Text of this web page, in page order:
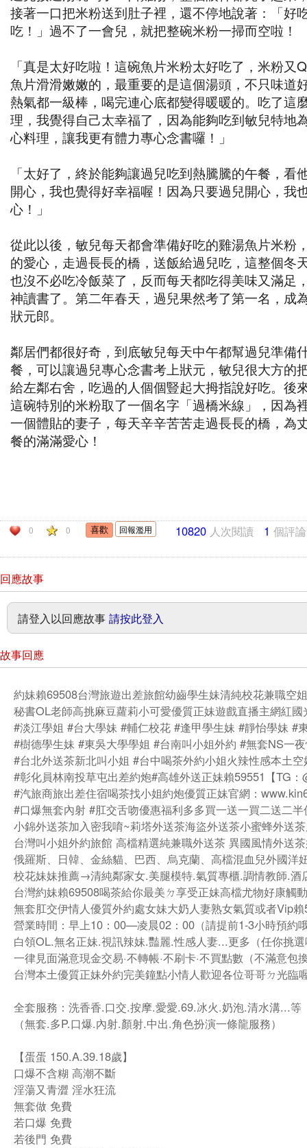
接著一口把米粉送到肚子裡，還不停地說著：「好
吃！」過不了一會兒，就把整碗米粉一掃而空啦！
「真是太好吃啦！這碗魚片米粉太好吃了，米粉又
魚片滑滑嫩嫩的，最重要的是這個湯頭，不只味道
熱氣都一級棒，喝完連心底都變得暖暖的。吃了這
理，我覺得自己太幸福了，因為能夠吃到敏兒特地
心料理，讓我更有體力專心念書囉！」
「太好了，終於能夠讓過兒吃到熱騰騰的午餐，看
開心，我也覺得好幸福喔！因為只要過兒開心，我
心！」
從此以後，敏兒每天都會準備好吃的雞湯魚片米粉
的愛心，走過長長的橋，送飯給過兒吃，這整個冬
也沒不必吃冷飯菜了，反而每天都吃得美味又滿足
神讀書了。第二年春天，過兒果然考了第一名，成
狀元郎。
鄰居們都很好奇，到底敏兒每天中午都幫過兒準備
餐，可以讓過兒專心念書考上狀元，敏兒很大方的
給左鄰右舍，吃過的人個個豎起大拇指說好吃。後
這碗特別的米粉取了一個名字「過橋米線」，因為
一個體貼的妻子，每天辛辛苦苦走過長長的橋，為
餐的滿滿愛心！
0 0 回報濫用 10820 人次閱讀 1 個評論
回應故事
請登入以回應故事 請按此登入
故事回應
約妹賴69508台灣旅遊出差旅館幼齒學生妹清純校花兼職空
秘書OL老師高挑麻豆蘿莉小可愛優質正妹遊戲直播主網紅國
#淡江學姐 #台大學妹 #輔仁校花 #逢甲學生妹 #靜怡學妹 #
#樹德學生妹 #東吳大學學姐 #台南叫小姐外約 #無套NS一
#台北外送茶新北叫小姐 #台中喝茶外約小姐火辣性感本土空
#彰化員林南投草屯出差約炮#高雄外送正妹賴59551【TG
#汽旅商旅出差住宿喝茶找小姐約炮優質正妹官網：
#口爆無套內射 #肛交舌吻優惠福利多多買一送一買二送二半
小錦外送茶加入密我唷~莉塔外送茶海盜外送茶小蜜蜂外送
台灣叫小姐外約旅館 高檔精選純兼職外送茶 異國風情外送
俄羅斯、日韓、金絲貓、巴西、烏克蘭、高檔混血兒外國洋
校花妹妹推薦→清純鄰家女.美腿模特.氣質專櫃.調情教師.酒
台灣約妹賴69508喝茶給你最美ㄉ享受正妹高檔尤物好康觸
無套肛交伊情人優質外約處女妹大奶人妻熟女氣質或者Vip
營業時間：早上10：00—凌晨02：00（請提前1-3小時預約
白領OL.無名正妹.視訊辣妹.豔麗.性感人妻...更多（任你挑
一律見面滿意現金交易·不轉帳·不刷卡·不買點數（不滿意包
台灣本土優質正妹外約完美鐘點小情人歡迎各位哥哥ㄉ光臨
全套服務：洗香香.口交.按摩.愛愛.69.冰火.奶泡.清水溝...等
（無套.多P.口爆.內射.顏射.中出.角色扮演一條龍服務）
【蛋蛋 150.A.39.18歲】
口爆不含糊 高潮不斷
淫蕩又青澀 淫水狂流
無套做 免費
若口爆 免費
若後門 免費